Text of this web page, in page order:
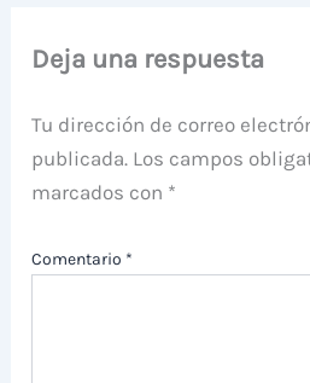
Deja una respuesta
Tu dirección de correo
publicada. Los campos
marcados con *
Comentario *